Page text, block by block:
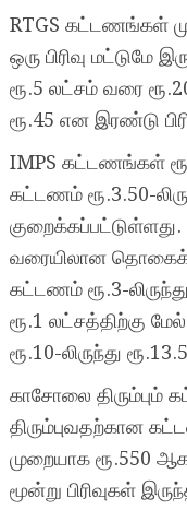
RTGS கட்டணங்கள்
ஒரு பிரிவு மட்டுமே
ரூ.5 லட்சம் வரை
ரூ.45 என இரண்டு
IMPS கட்டணங்கள்
கட்டணம் ரூ.3.50-
வரையிலான
கட்டணம் ரூ.3-
ரூ.1 லட்சத்திற்கு
ரூ.10-லிருந்து
காசோலை
திரும்புவதற்கான
முறையாக ரூ.550
மூன்று பிரிவுகள்